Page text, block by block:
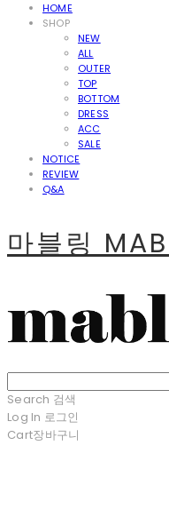
HOME
SHOP
NEW
ALL
OUTER
TOP
BOTTOM
DRESS
ACC
SALE
NOTICE
REVIEW
Q&A
마블링
Search 검색
Log In 로그인
Cart장바구니